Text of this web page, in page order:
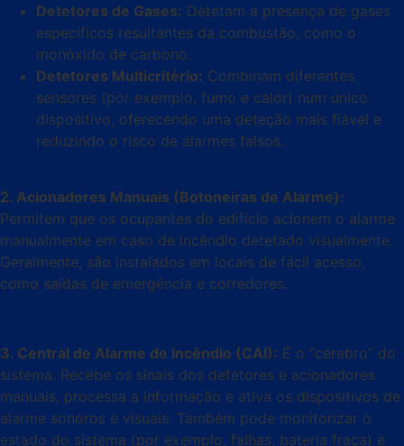
Detetores de Gases: Detetam a presença de gases
específicos resultantes da combustão, como o
monóxido de carbono.
Detetores Multicritério: Combinam diferentes
sensores (por exemplo, fumo e calor) num único
dispositivo, oferecendo uma deteção mais fiável e
reduzindo o risco de alarmes falsos.
2. Acionadores Manuais (Botoneiras de Alarme):
Permitem que os ocupantes do edifício acionem o alarme
manualmente em caso de incêndio detetado visualmente.
Geralmente, são instalados em locais de fácil acesso,
como saídas de emergência e corredores.
3. Central de Alarme de Incêndio (CAI): É o “cérebro” do
sistema. Recebe os sinais dos detetores e acionadores
manuais, processa a informação e ativa os dispositivos de
alarme sonoros e visuais. Também pode monitorizar o
estado do sistema (por exemplo, falhas, bateria fraca) e